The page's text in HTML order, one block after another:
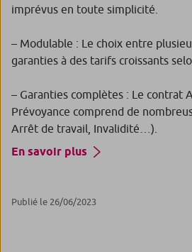
imprévus en toute simplicité.
– Modulable : Le choix entre
garanties à des tarifs croissants
– Garanties complètes : Le contrat
Prévoyance comprend de
Arrêt de travail, Invalidité…).
En savoir plus
Publié le 26/06/2023